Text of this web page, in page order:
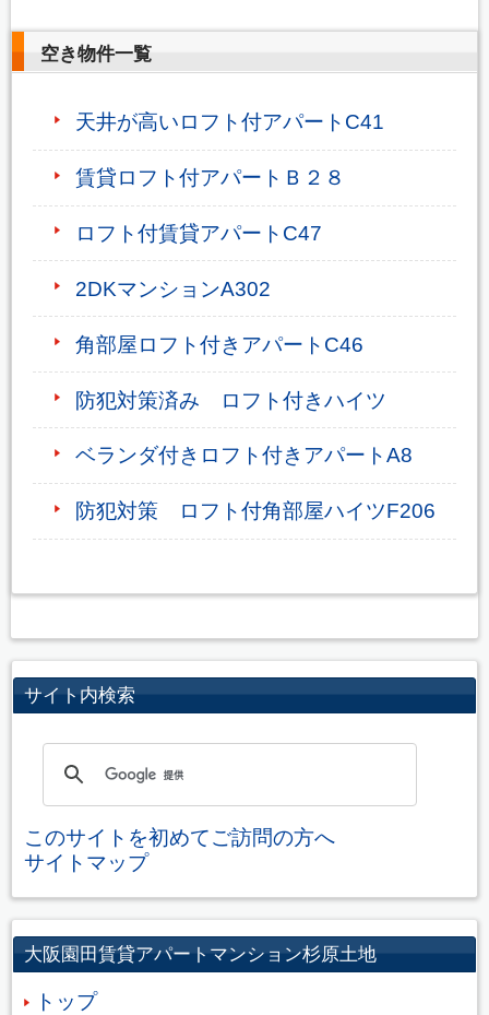
空き物件一覧
天井が高いロフト付アパートC41
賃貸ロフト付アパートＢ２８
ロフト付賃貸アパートC47
2DKマンションA302
角部屋ロフト付きアパートC46
防犯対策済み ロフト付きハイツ
ベランダ付きロフト付きアパートA8
防犯対策 ロフト付角部屋ハイツF206
サイト内検索
このサイトを初めてご訪問の方へ
サイトマップ
大阪園田賃貸アパートマンション杉原土地
トップ